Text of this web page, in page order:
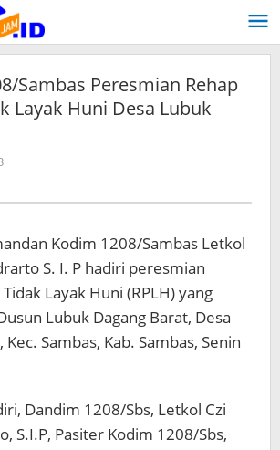
Sambas Peresmian Rehap
Layak Huni Desa Lubuk
Kodim 1208/Sambas Letkol
S. I. P hadiri peresmian
Layak Huni (RPLH) yang
Lubuk Dagang Barat, Desa
Kec. Sambas, Kab. Sambas, Senin
Dandim 1208/Sbs, Letkol Czi
S.I.P, Pasiter Kodim 1208/Sbs,